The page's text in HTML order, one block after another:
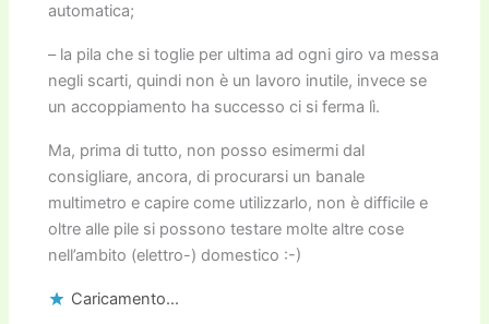
automatica;
– la pila che si toglie per ultima ad ogni giro va messa
negli scarti, quindi non è un lavoro inutile, invece se
un accoppiamento ha successo ci si ferma lì.
Ma, prima di tutto, non posso esimermi dal
consigliare, ancora, di procurarsi un banale
multimetro e capire come utilizzarlo, non è difficile e
oltre alle pile si possono testare molte altre cose
nell’ambito (elettro-) domestico :-)
Caricamento...